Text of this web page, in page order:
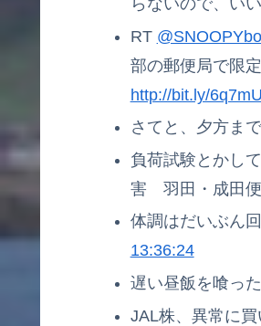
らないので、い
RT
部の郵便局で限
http://bit.ly/
さてと、夕方ま
負荷試験とかし
害 羽田・成田便
体調はだいぶん
13:36:24
遅い昼飯を喰っ
JAL株、異常に